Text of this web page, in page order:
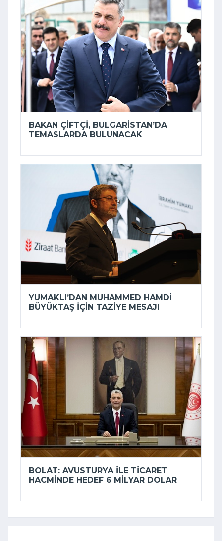
BAKAN ÇIFTÇI, BULGARISTAN’DA
TEMASLARDA BULUNACAK
YUMAKLI’DAN MUHAMMED HAMDI
BÜYÜKTAŞ IÇIN TAZIYE MESAJI
BOLAT: AVUSTURYA ILE TICARET
HACMINDE HEDEF 6 MILYAR DOLAR